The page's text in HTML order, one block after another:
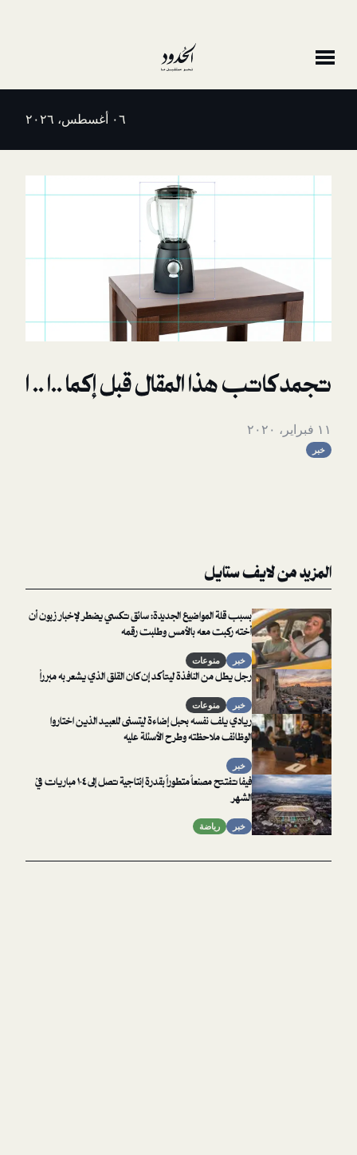
هذا المقال قبل إكما ..ا .. ا
ستايل
بسبب قلة المواضيع الجديدة: سائق تكسي يضطر لإخبار زبون أن
أخته ركبت معه بالأمس وطلبت رقمه
خبر منوعات
رجل يطل من النافذة ليتأكد إن كان القلق الذي يشعر به مبرراً
خبر منوعات
ريادي يلف نفسه بحبل إضاءة ليتسنى للعبيد الذين اختاروا
الوظائف ملاحظته وطرح الأسئلة عليه
خبر
فيفا تفتتح مصنعاً متطوراً بقدرة إنتاجية تصل إلى ١٠٤ مباريات في
الشهر
خبر رياضة